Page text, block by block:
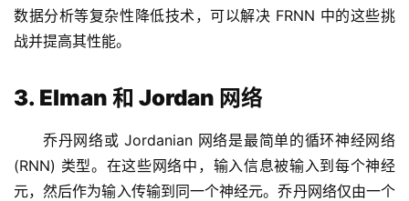
数据分析等复杂性降低技术，可以解决 FRNN 中的这些挑
战并提高其性能。
3. Elman 和 Jordan 网络
乔丹网络或 Jordanian 网络是最简单的循环神经网络
(RNN) 类型。在这些网络中，输入信息被输入到每个神经
元，然后作为输入传输到同一个神经元。乔丹网络仅由一个